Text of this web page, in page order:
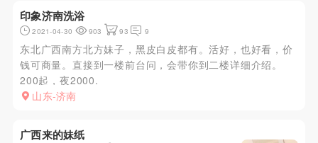
比较到位一个...
印象济南洗浴
2021-04-30 903 93 9
东北广西南方北方妹子，黑皮白皮都有。活好，也好看，价
钱可商量。直接到一楼前台问，会带你到二楼详细介绍。
200起，夜2000.
山东-济南
广西来的妹纸